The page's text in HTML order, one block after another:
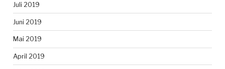
Juli 2019
Juni 2019
Mai 2019
April 2019